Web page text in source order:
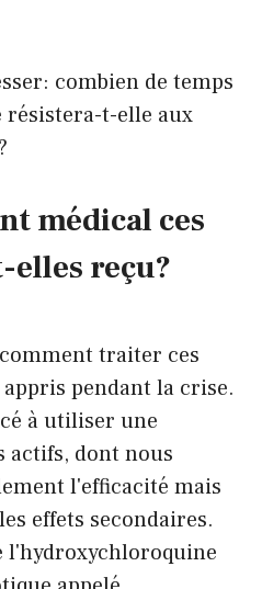
combien de temps
t-elle aux
médical ces
elles reçu?
traiter ces
pendant la crise.
à utiliser une
actifs, dont nous
l'efficacité mais
effets secondaires.
l'hydroxychloroquine